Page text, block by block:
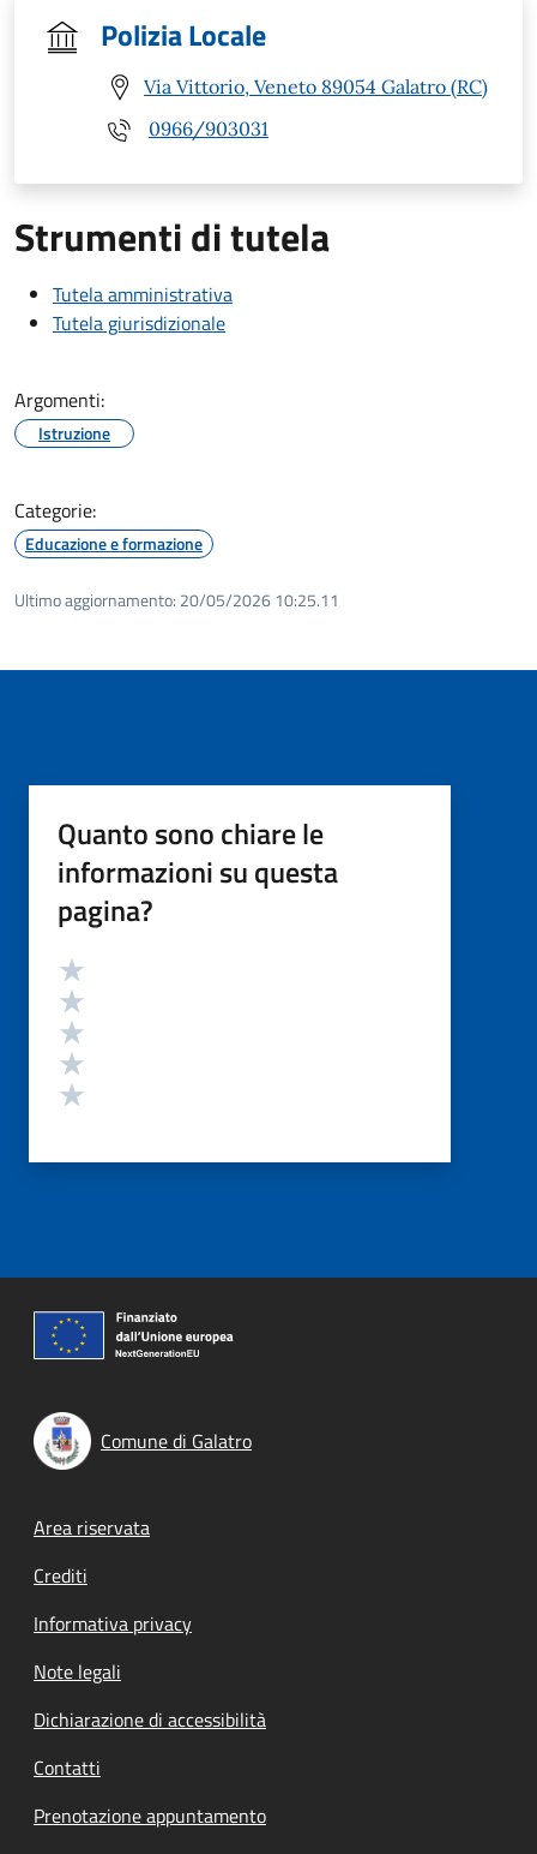
Polizia Locale
Via Vittorio, Veneto 89054 Galatro (RC)
0966/903031
Strumenti di tutela
Tutela amministrativa
Tutela giurisdizionale
Argomenti:
Istruzione
Categorie:
Educazione e formazione
Ultimo aggiornamento: 20/05/2026 10:25.11
Quanto sono chiare le
informazioni su questa
pagina?
Valutazione
Comune di Galatro
Footer menu
Area riservata
Crediti
Informativa privacy
Note legali
Dichiarazione di accessibilità
Contatti
Prenotazione appuntamento